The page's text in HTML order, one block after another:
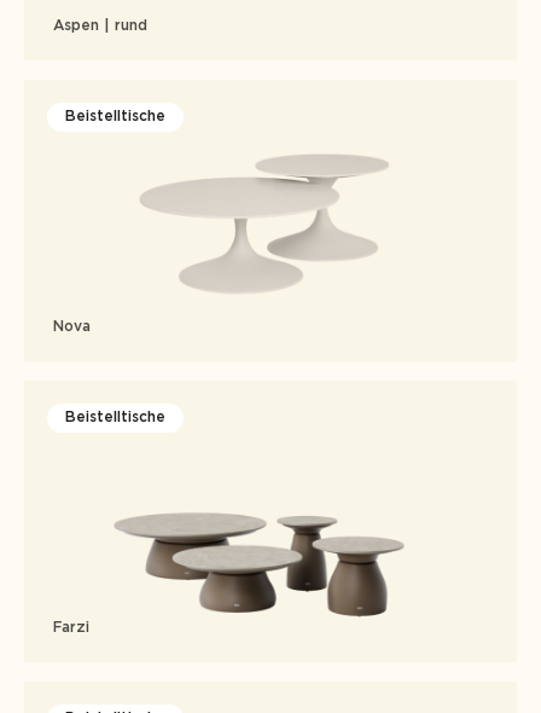
Aspen | rund
Beistelltische
Nova
Beistelltische
Farzi